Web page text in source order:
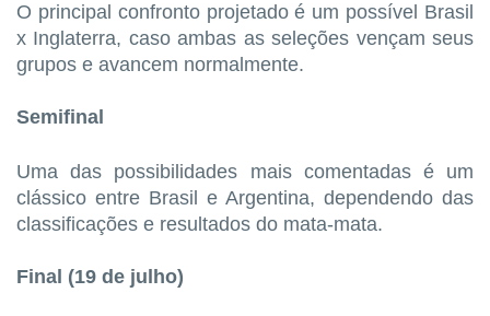
O principal confronto projetado é um possível Brasil
x Inglaterra, caso ambas as seleções vençam seus
grupos e avancem normalmente.
Semifinal
Uma das possibilidades mais comentadas é um
clássico entre Brasil e Argentina, dependendo das
classificações e resultados do mata-mata.
Final (19 de julho)